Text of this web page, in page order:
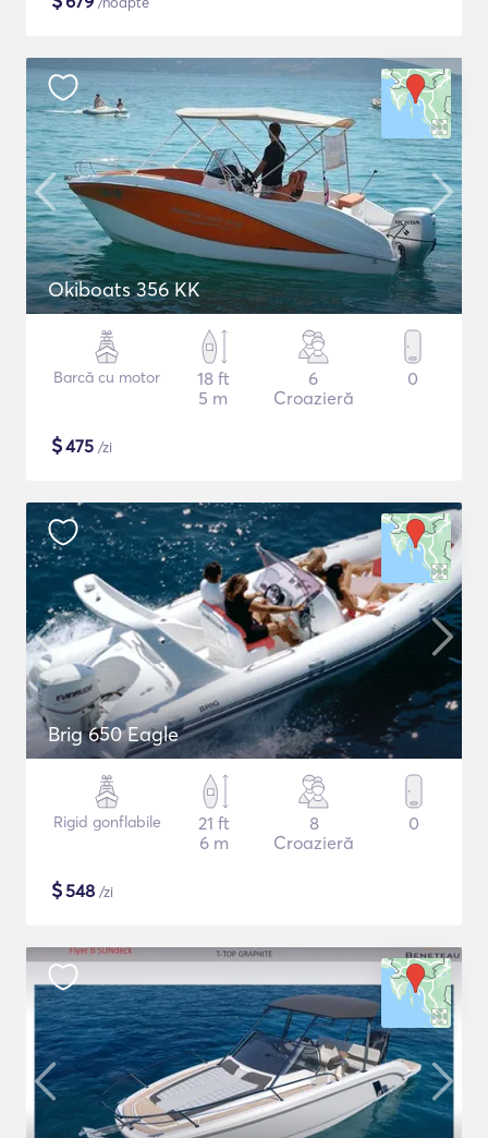
Okiboats 356 KK
Barcă cu motor
18 ft
5 m
6
Croazieră
0
$475 /zi
Brig 650 Eagle
Rigid gonflabile
21 ft
6 m
8
Croazieră
0
$548 /zi